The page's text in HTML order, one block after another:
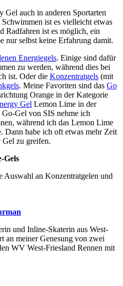
auch in anderen Sportarten
ist es vielleicht etwas
Radfahren ist es möglich, ein
nur selbst keine Erfahrung damit.
Energiegels. Einige sind dafür
zu werden, während dies bei
ist. Oder die Konzentratgels (mit
. Meine Favoriten sind das Go
Orange in der Kategorie
Gel Lemon Lime in der
Gel von SIS nehme ich
während ich das Lemon Lime
Dann habe ich oft etwas mehr Zeit
Gel zu greifen.
Gels
Auswahl an Konzentratgelen und
und Inline-Skaterin aus West-
an meiner Genesung von zwei
WV West-Friesland Rennen mit